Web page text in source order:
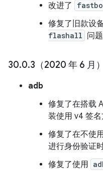
改进了
修复了旧款设
flashall 问题
30.0.3（2020 年 6 月）
adb
修复了在搭载
装使用 v4 签名
修复了在不使
进行身份验证
修复了使用